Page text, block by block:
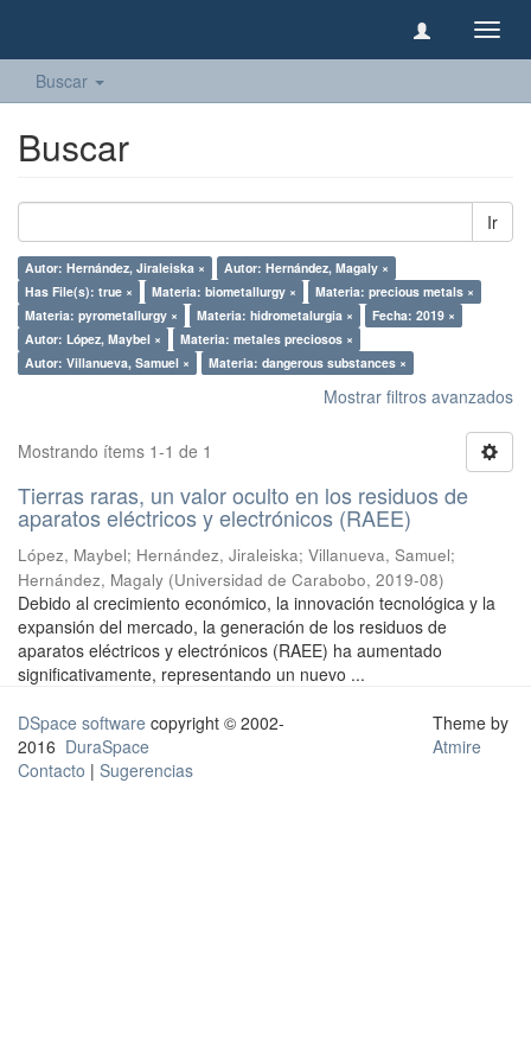
Buscar
Buscar
Ir
Autor: Hernández, Jiraleiska ×
Autor: Hernández, Magaly ×
Has File(s): true ×
Materia: biometallurgy ×
Materia: precious metals ×
Materia: pyrometallurgy ×
Materia: hidrometalurgia ×
Fecha: 2019 ×
Autor: López, Maybel ×
Materia: metales preciosos ×
Autor: Villanueva, Samuel ×
Materia: dangerous substances ×
Mostrar filtros avanzados
Mostrando ítems 1-1 de 1
Tierras raras, un valor oculto en los residuos de
aparatos eléctricos y electrónicos (RAEE)
López, Maybel; Hernández, Jiraleiska; Villanueva, Samuel;
Hernández, Magaly (Universidad de Carabobo, 2019-08)
Debido al crecimiento económico, la innovación tecnológica y la
expansión del mercado, la generación de los residuos de
aparatos eléctricos y electrónicos (RAEE) ha aumentado
significativamente, representando un nuevo ...
DSpace software copyright © 2002-
2016 DuraSpace
Contacto | Sugerencias
Theme by
Atmire